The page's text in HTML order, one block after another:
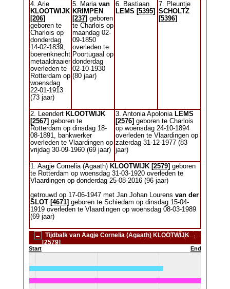
4. Arie
KLOOTWIJK
[206]
geboren te
Charlois op
donderdag
14-02-1839,
boerenknecht,
metaaldraaier
overleden te
Rotterdam op
woensdag
22-01-1913
(73 jaar)
5. Maria van
KRIMPEN
[237] geboren
te Charlois op
maandag 02-
09-1850
overleden te
Poortugaal op
donderdag
02-10-1930
(80 jaar)
6. Bastiaan
LEMS [5395]
7. Pleuntje
SCHOLTZ
[5396]
2. Leendert KLOOTWIJK
[2567] geboren te
Rotterdam op dinsdag 18-
08-1891, bankwerker
overleden te Vlaardingen op
vrijdag 30-09-1960 (69 jaar)
3. Antonia Apolonia LEMS
[2576] geboren te Charlois
op woensdag 24-10-1894
overleden te Vlaardingen op
zaterdag 31-12-1977 (83
jaar)
1. Aagje Cornelia (Agaath) KLOOTWIJK [2579] geboren
te Rotterdam op woensdag 31-03-1920 overleden te
Vlaardingen op donderdag 25-08-2016 (96 jaar)
getrouwd op 17-06-1947 met Jan Johan Lourens van der
SLOT [4671] geboren te Schiedam op dinsdag 15-04-
1919 overleden te Vlaardingen op woensdag 08-03-1989
(69 jaar)
Tijdbalk van Aagje Cornelia (Agaath) KLOOTWIJK
[2579]
Start End